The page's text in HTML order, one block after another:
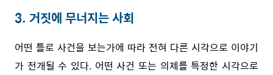
3. 거짓에 무너지는 사회
어떤 틀로 사건을 보는가에 따라 전혀 다른 시각으로 이야기
가 전개될 수 있다. 어떤 사건 또는 의제를 특정한 시각으로